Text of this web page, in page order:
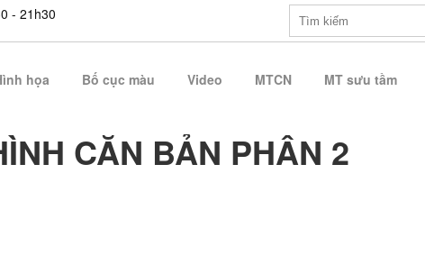
- 21h30
họa Bố cục màu Video MTCN MT sưu tầm
CĂN BẢN PHẦN 2